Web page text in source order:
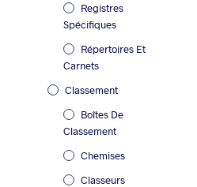
Registres
Spécifiques
Répertoires Et
Carnets
Classement
Boîtes De
Classement
Chemises
Classeurs